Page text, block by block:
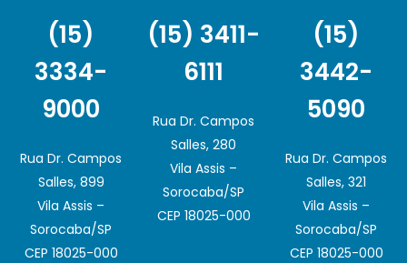
(15)
3334-
9000
Rua Dr. Campos
Salles, 899
Vila Assis –
Sorocaba/SP
CEP 18025-000
(15) 3411-
6111
Rua Dr. Campos
Salles, 280
Vila Assis –
Sorocaba/SP
CEP 18025-000
(15)
3442-
5090
Rua Dr. Campos
Salles, 321
Vila Assis –
Sorocaba/SP
CEP 18025-000